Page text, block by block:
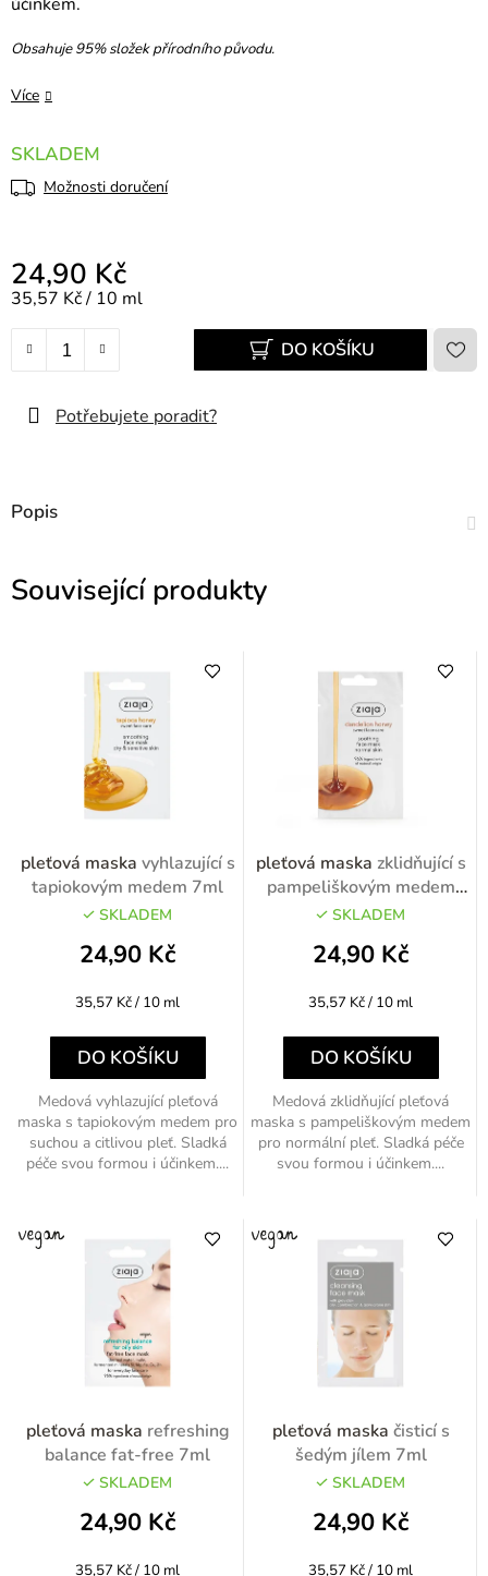
Obsahuje 95% složek přírodního původu.
Více
SKLADEM
Možnosti doručení
24,90 Kč
Měrná cena:
35,57 Kč / 10 ml
DO KOŠÍKU
Potřebujete poradit?
Popis
Související produkty
pleťová maska vyhlazující s
tapiokovým medem 7ml
SKLADEM
24,90 Kč
Měrná
35,57 Kč / 10 ml
DO KOŠÍKU
Medová vyhlazující pleťová
maska s tapiokovým medem pro
suchou a citlivou pleť. Sladká
péče svou formou i účinkem....
pleťová maska zklidňující s
pampeliškovým medem
7ml
SKLADEM
24,90 Kč
Měrná
35,57 Kč / 10 ml
DO KOŠÍKU
Medová zklidňující pleťová
maska s pampeliškovým medem
pro normální pleť. Sladká péče
svou formou i účinkem....
pleťová maska refreshing
balance fat-free 7ml
SKLADEM
24,90 Kč
Měrná
35,57 Kč / 10 ml
pleťová maska čisticí s
šedým jílem 7ml
SKLADEM
24,90 Kč
Měrná
35,57 Kč / 10 ml